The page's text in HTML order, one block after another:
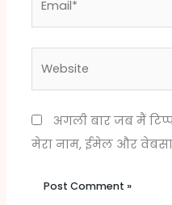
अगली बार जब मैं
मेरा नाम, ईमेल और